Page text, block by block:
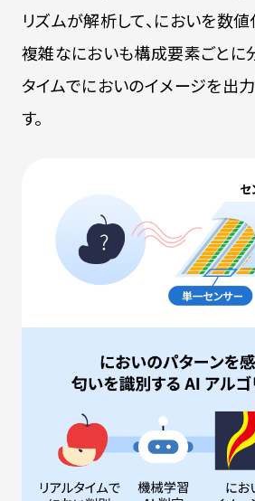
リズムが解析して、においを数値
複雑なにおいも構成要素ごとに
タイムでにおいのイメージを出
す。